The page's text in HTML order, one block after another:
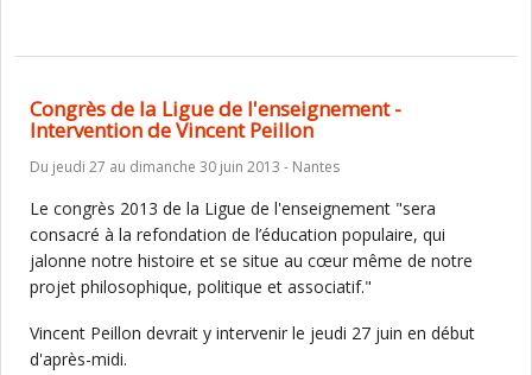
Congrès de la Ligue de l'enseignement -
Intervention de Vincent Peillon
Du jeudi 27 au dimanche 30 juin 2013 - Nantes
Le congrès 2013 de la Ligue de l'enseignement "sera
consacré à la refondation de l’éducation populaire, qui
jalonne notre histoire et se situe au cœur même de notre
projet philosophique, politique et associatif."
Vincent Peillon devrait y intervenir le jeudi 27 juin en début
d'après-midi.